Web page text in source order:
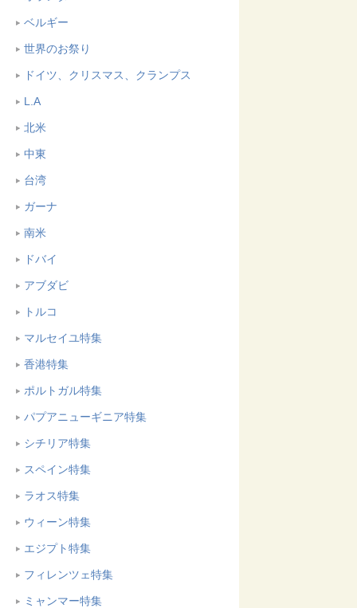
ベルギー
世界のお祭り
ドイツ、クリスマス、クランプス
L.A
北米
中東
台湾
ガーナ
南米
ドバイ
アブダビ
トルコ
マルセイユ特集
香港特集
ポルトガル特集
パプアニューギニア特集
シチリア特集
スペイン特集
ラオス特集
ウィーン特集
エジプト特集
フィレンツェ特集
ミャンマー特集